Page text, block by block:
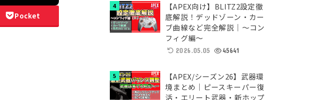
Pocket
【APEX向け】BLITZ2設定徹
底解説！デッドゾーン・カー
ブ曲線など完全解説｜～コン
フィグ編～
2026.05.05 45641
【APEX/シーズン26】武器環
境まとめ｜ピースキーパー復
活・エリート武器・新ホップ